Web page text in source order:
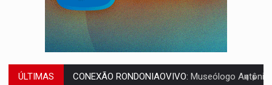
ÚLTIMAS EXTENSÃO DE DANOS:Ferroviários pedem ao Iphan recuperação de área